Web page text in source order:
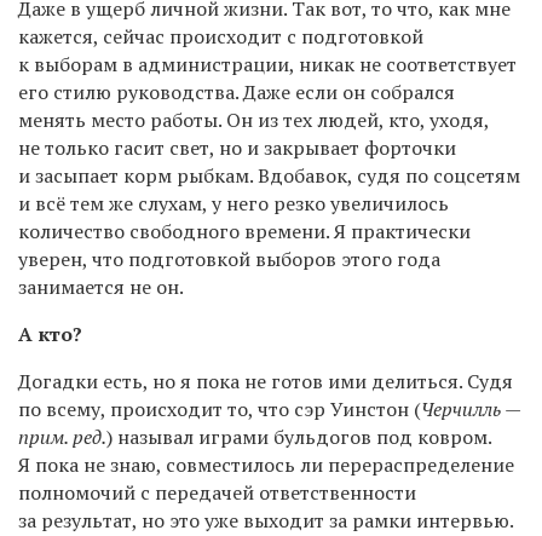
Даже в ущерб личной жизни. Так вот, то что, как мне
кажется, сейчас происходит с подготовкой
к выборам в администрации, никак не соответствует
его стилю руководства. Даже если он собрался
менять место работы. Он из тех людей, кто, уходя,
не только гасит свет, но и закрывает форточки
и засыпает корм рыбкам. Вдобавок, судя по соцсетям
и всё тем же слухам, у него резко увеличилось
количество свободного времени. Я практически
уверен, что подготовкой выборов этого года
занимается не он.
А кто?
Догадки есть, но я пока не готов ими делиться. Судя
по всему, происходит то, что сэр Уинстон (Черчилль —
прим. ред.) называл играми бульдогов под ковром.
Я пока не знаю, совместилось ли перераспределение
полномочий с передачей ответственности
за результат, но это уже выходит за рамки интервью.